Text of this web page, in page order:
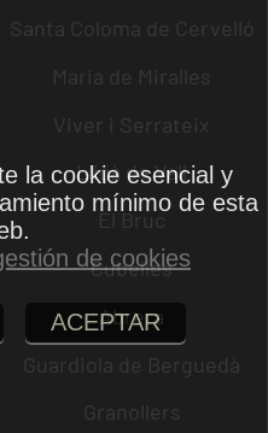
Santa Coloma de Cervelló
Maria de Miralles
Viver i Serrateix
Lliçà de Vall
El Bruc
Cubelles
Abrera
Guardiola de Berguedà
Granollers
la cookie esencial y
mínimo de esta
de cookies
ACEPTAR